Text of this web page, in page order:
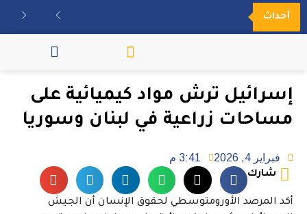
أحداث
إسرائيل ترش مواد كيميائية على
مساحات زراعية في لبنان وسوريا
فبراير 4, 2026 3:41 م
شارك
أكد المرصد الأورومتوسطي لحقوق الإنسان أن الجيش